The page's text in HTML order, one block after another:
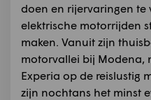
doen en rijervaringen te
elektrische motorrijden
maken. Vanuit zijn
motorvallei bij Modena,
Experia op de reislustig
zijn nochtans het minst